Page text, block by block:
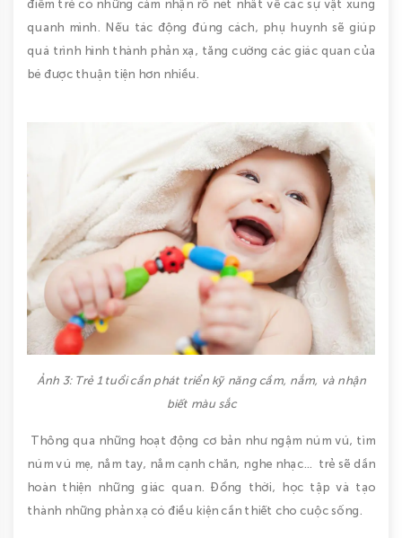
quanh mình. Nếu tác động đúng cách, phụ huynh sẽ giúp
quá trình hình thành phản xạ, tăng cường các giác quan của
bé được thuận tiện hơn nhiều.
Ảnh 3: Trẻ 1 tuổi cần phát triển kỹ năng cầm, nắm, và nhận
biết màu sắc
Thông qua những hoạt động cơ bản như ngậm núm vú, tìm
núm vú mẹ, nắm tay, nắm cạnh chăn, nghe nhạc… trẻ sẽ dần
hoàn thiện những giác quan. Đồng thời, học tập và tạo
thành những phản xạ có điều kiện cần thiết cho cuộc sống.